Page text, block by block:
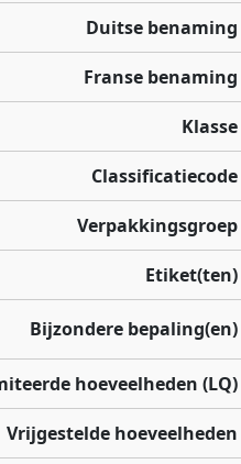
Duitse benaming
Franse benaming
Klasse
Classificatiecode
Verpakkingsgroep
Etiket(ten)
Bijzondere bepaling(en)
hoeveelheden (LQ)
Vrijgestelde hoeveelheden